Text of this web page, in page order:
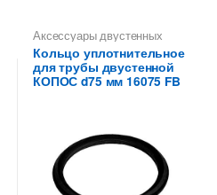
Аксессуары двустенных
труб Кольца
уплотнительные KOPOS
Кольцо уплотнительное
для трубы двустенной
КОПОС d75 мм 16075 FB